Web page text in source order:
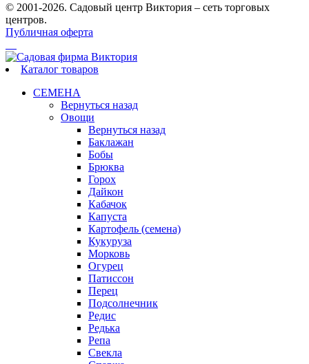
© 2001-2026. Садовый центр Виктория – сеть торговых
центров.
Публичная оферта
Каталог товаров
СЕМЕНА
Вернуться назад
Овощи
Вернуться назад
Баклажан
Бобы
Брюква
Горох
Дайкон
Кабачок
Капуста
Картофель (семена)
Кукуруза
Морковь
Огурец
Патиссон
Перец
Подсолнечник
Редис
Редька
Репа
Свекла